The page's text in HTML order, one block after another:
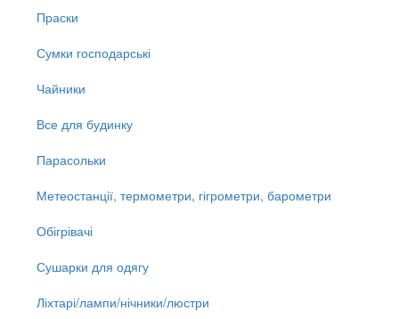
Праски
Сумки господарські
Чайники
Все для будинку
Парасольки
Метеостанції, термометри, гігрометри, барометри
Обігрівачі
Сушарки для одягу
Ліхтарі/лампи/нічники/люстри